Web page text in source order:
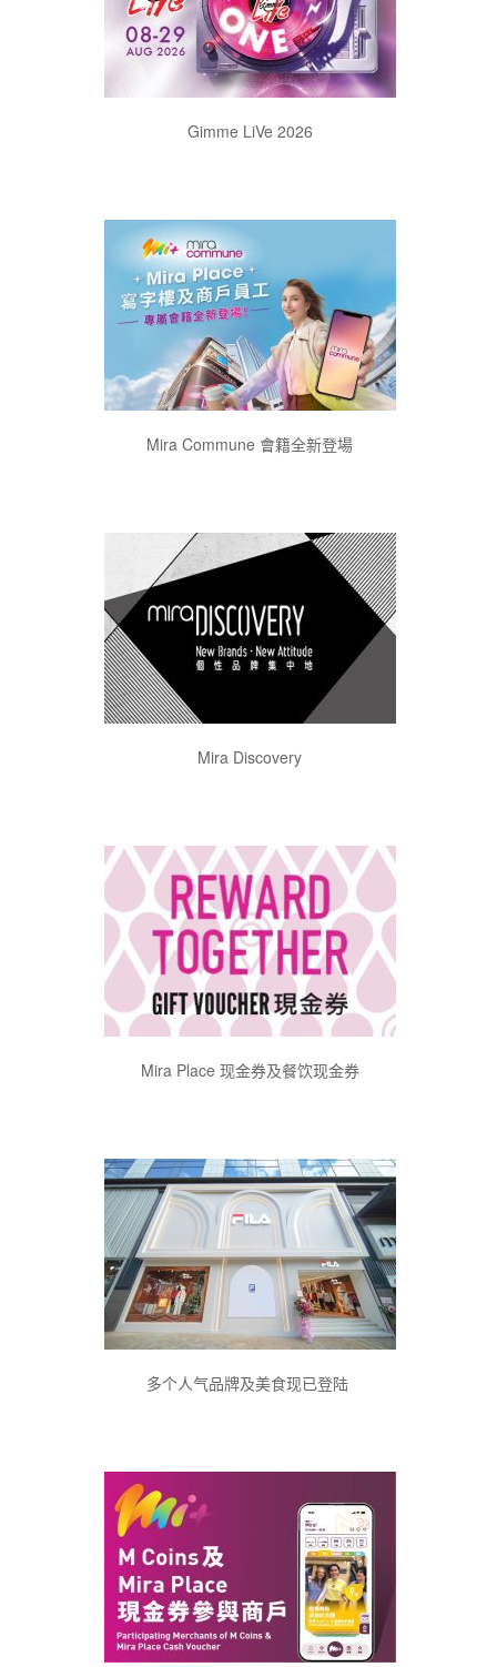
Gimme LiVe 2026
Mira Commune 會籍全新登場
Mira Discovery
Mira Place 现金券及餐饮现金券
多个人气品牌及美食现已登陆